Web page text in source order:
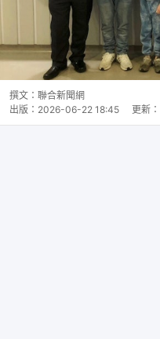
撰文： 聯合新聞網
出版： 2026-06-22 18:45 更新：